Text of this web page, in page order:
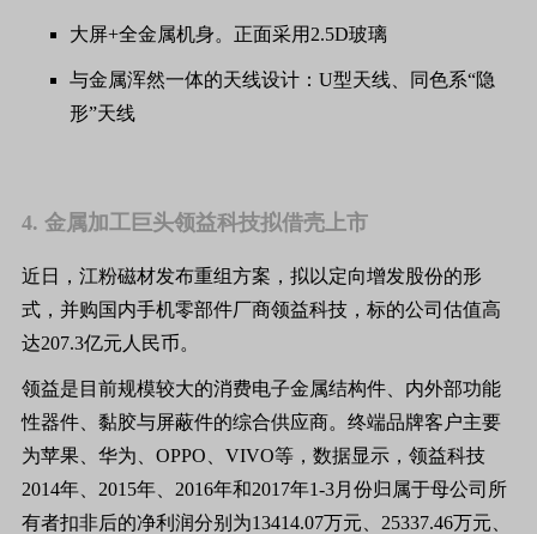
大屏+全金属机身。正面采用2.5D玻璃
与金属浑然一体的天线设计：U型天线、同色系“隐
形”天线
4. 金属加工巨头领益科技拟借壳上市
近日，江粉磁材发布重组方案，拟以定向增发股份的形
式，并购国内手机零部件厂商领益科技，标的公司估值高
达207.3亿元人民币。
领益是目前规模较大的消费电子金属结构件、内外部功能
性器件、黏胶与屏蔽件的综合供应商。终端品牌客户主要
为苹果、华为、OPPO、VIVO等，数据显示，领益科技
2014年、2015年、2016年和2017年1-3月份归属于母公司所
有者扣非后的净利润分别为13414.07万元、25337.46万元、